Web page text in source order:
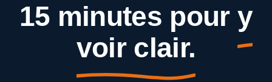
15 minutes pour y
voir clair.